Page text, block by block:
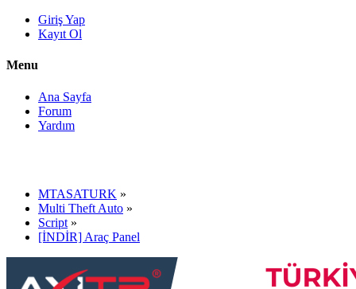
Giriş Yap
Kayıt Ol
Menu
Ana Sayfa
Forum
Yardım
MTASATURK »
Multi Theft Auto »
Script »
[İNDİR] Araç Panel